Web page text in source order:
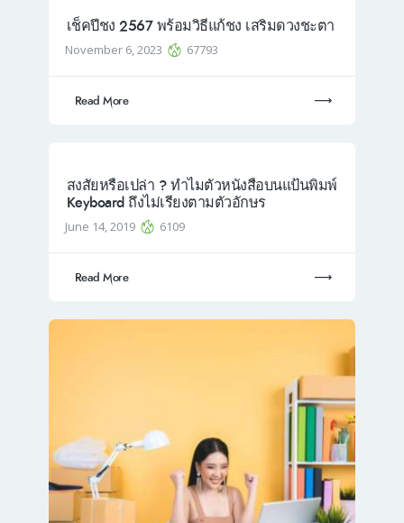
เช็คปีชง 2567 พร้อมวิธีแก้ชง เสริมดวงชะตา
November 6, 2023 67793
Read More
สงสัยหรือเปล่า ? ทำไมตัวหนังสือบนแป้นพิมพ์
Keyboard ถึงไม่เรียงตามตัวอักษร
June 14, 2019 6109
Read More